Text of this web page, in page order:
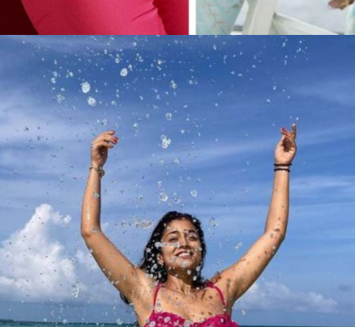
Web Story
साउथ इंडस्ट्री की दिग्गज
एक्ट्रेस श्रिया सरन अपने
बोल्ड बिकिनी लुक्स की
वजह से सुर्खियों में छाई रहती
हैं।